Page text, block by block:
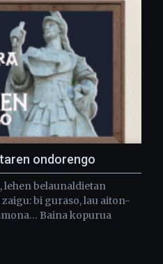
ondorengo
belaunaldietan
bi guraso, lau aiton-
Baina kopurua